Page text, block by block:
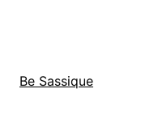
Be Sassique